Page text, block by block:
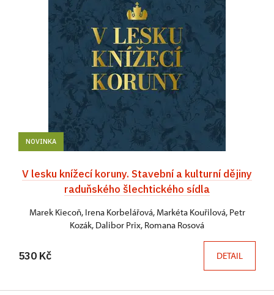
NOVINKA
V lesku knížecí koruny. Stavební a kulturní dějiny
raduňského šlechtického sídla
Marek Kiecoň, Irena Korbelářová, Markéta Kouřilová, Petr
Kozák, Dalibor Prix, Romana Rosová
530 Kč DETAIL